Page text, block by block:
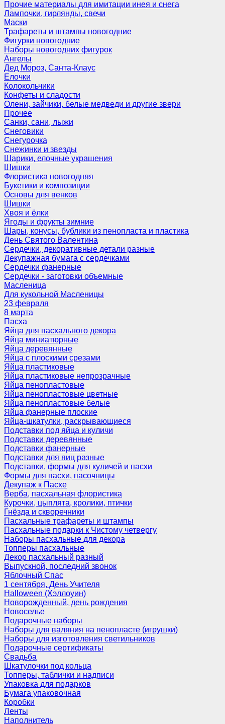
Прочие материалы для имитации инея и снега
Лампочки, гирлянды, свечи
Маски
Трафареты и штампы новогодние
Фигурки новогодние
Наборы новогодних фигурок
Ангелы
Дед Мороз, Санта-Клаус
Елочки
Колокольчики
Конфеты и сладости
Олени, зайчики, белые медведи и другие звери
Прочее
Санки, сани, лыжи
Снеговики
Снегурочка
Снежинки и звезды
Шарики, елочные украшения
Шишки
Флористика новогодняя
Букетики и композиции
Основы для венков
Шишки
Хвоя и ёлки
Ягоды и фрукты зимние
Шары, конусы, бублики из пенопласта и пластика
День Святого Валентина
Сердечки, декоративные детали разные
Декупажная бумага с сердечками
Сердечки фанерные
Сердечки - заготовки объемные
Масленица
Для кукольной Масленицы
23 февраля
8 марта
Пасха
Яйца для пасхального декора
Яйца миниатюрные
Яйца деревянные
Яйца с плоскими срезами
Яйца пластиковые
Яйца пластиковые непрозрачные
Яйца пенопластовые
Яйца пенопластовые цветные
Яйца пенопластовые белые
Яйца фанерные плоские
Яйца-шкатулки, раскрывающиеся
Подставки под яйца и куличи
Подставки деревянные
Подставки фанерные
Подставки для яиц разные
Подставки, формы для куличей и пасхи
Формы для пасхи, пасочницы
Декупаж к Пасхе
Верба, пасхальная флористика
Курочки, цыплята, кролики, птички
Гнёзда и скворечники
Пасхальные трафареты и штампы
Пасхальные подарки к Чистому четвергу
Наборы пасхальные для декора
Топперы пасхальные
Декор пасхальный разный
Выпускной, последний звонок
Яблочный Спас
1 сентября, День Учителя
Halloween (Хэллоуин)
Новорожденный, день рождения
Новоселье
Подарочные наборы
Наборы для валяния на пенопласте (игрушки)
Наборы для изготовления светильников
Подарочные сертификаты
Свадьба
Шкатулочки под кольца
Топперы, таблички и надписи
Упаковка для подарков
Бумага упаковочная
Коробки
Ленты
Наполнитель